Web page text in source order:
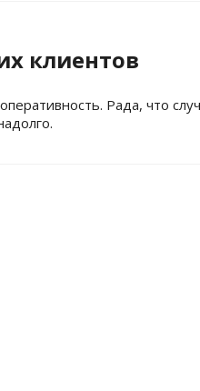
клиентов
Рада, что